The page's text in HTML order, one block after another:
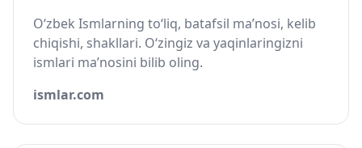
O‘zbek Ismlarning to‘liq, batafsil ma’nosi, kelib
chiqishi, shakllari. O‘zingiz va yaqinlaringizni
ismlari ma’nosini bilib oling.
ismlar.com